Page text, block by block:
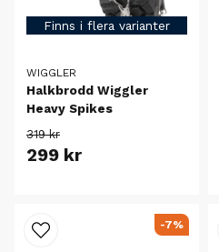
Finns i flera varianter
WIGGLER
Halkbrodd Wiggler
Heavy Spikes
319 kr
299 kr
-7%